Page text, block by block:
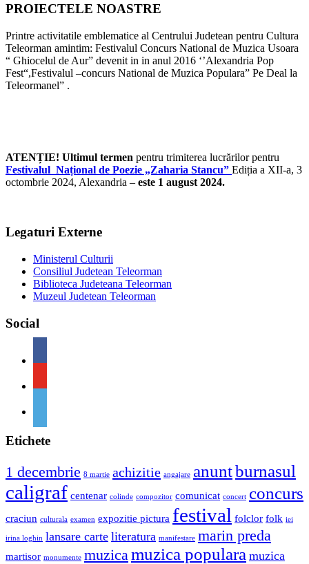
PROIECTELE NOASTRE
Printre activitatile emblematice al Centrului Judetean pentru Cultura
Teleorman amintim: Festivalul Concurs National de Muzica Usoara
“ Ghiocelul de Aur” devenit in in anul 2016 ‘’Alexandria Pop
Fest“,Festivalul –concurs National de Muzica Populara” Pe Deal la
Teleormanel” .
ATENȚIE! Ultimul termen pentru trimiterea lucrărilor pentru
Festivalul Național de Poezie „Zaharia Stancu” Ediția a XII-a, 3
octombrie 2024, Alexandria – este 1 august 2024.
Legaturi Externe
Ministerul Culturii
Consiliul Judetean Teleorman
Biblioteca Judeteana Teleorman
Muzeul Judetean Teleorman
Social
Etichete
1 decembrie 8 martie achizitie angajare anuntburnasul
caligraf centenar colinde compozitor comunicat concert concurs
craciun culturala examen expozitie pictura festival folclor folk iei
irina loghin lansare carte literatura manifestare marin preda
martisor monumente muzica muzica populara muzica